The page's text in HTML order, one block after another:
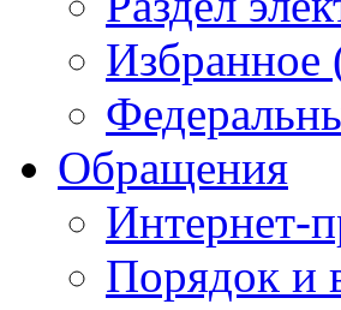
Избранное
Обращения
Интернет-
Порядок и